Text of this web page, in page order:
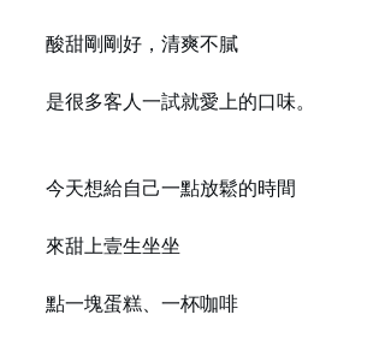
酸甜剛剛好，清爽不膩
是很多客人一試就愛上的口味。
今天想給自己一點放鬆的時間
來甜上壹生坐坐
點一塊蛋糕、一杯咖啡